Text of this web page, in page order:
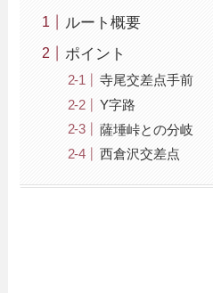
ルート概要
ポイント
寺尾交差点手前
Y字路
薩埵峠との分岐
西倉沢交差点